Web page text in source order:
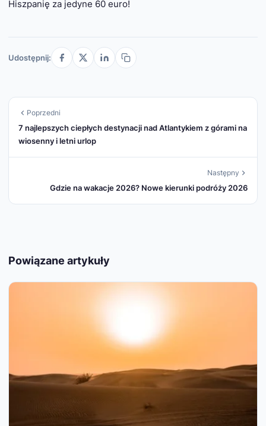
Hiszpanię za jedyne 60 euro!
Udostępnij:
Poprzedni
7 najlepszych ciepłych destynacji nad Atlantykiem z górami na
wiosenny i letni urlop
Następny
Gdzie na wakacje 2026? Nowe kierunki podróży 2026
Powiązane artykuły